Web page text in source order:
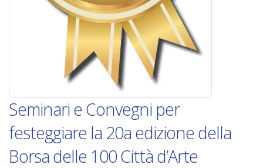
Seminari e Convegni per
festeggiare la 20a edizione della
Borsa delle 100 Città d’Arte